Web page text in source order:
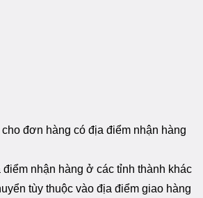
đơn hàng có địa điểm nhận hàng
nhận hàng ở các tỉnh thành khác
tùy thuộc vào địa điểm giao hàng